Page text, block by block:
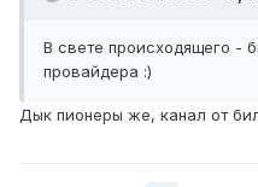
В свете происходящего -
провайдера :)
Дык пионеры же, канал от